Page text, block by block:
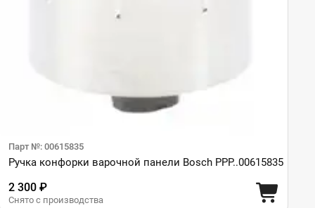
Парт №: 00615835
Ручка конфорки варочной панели Bosch PPP..00615835
2 300 ₽
Снято с производства